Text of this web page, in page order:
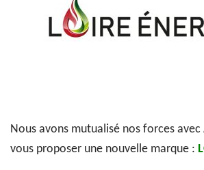
Nous avons mutualisé nos forces avec
vous proposer une nouvelle marque :